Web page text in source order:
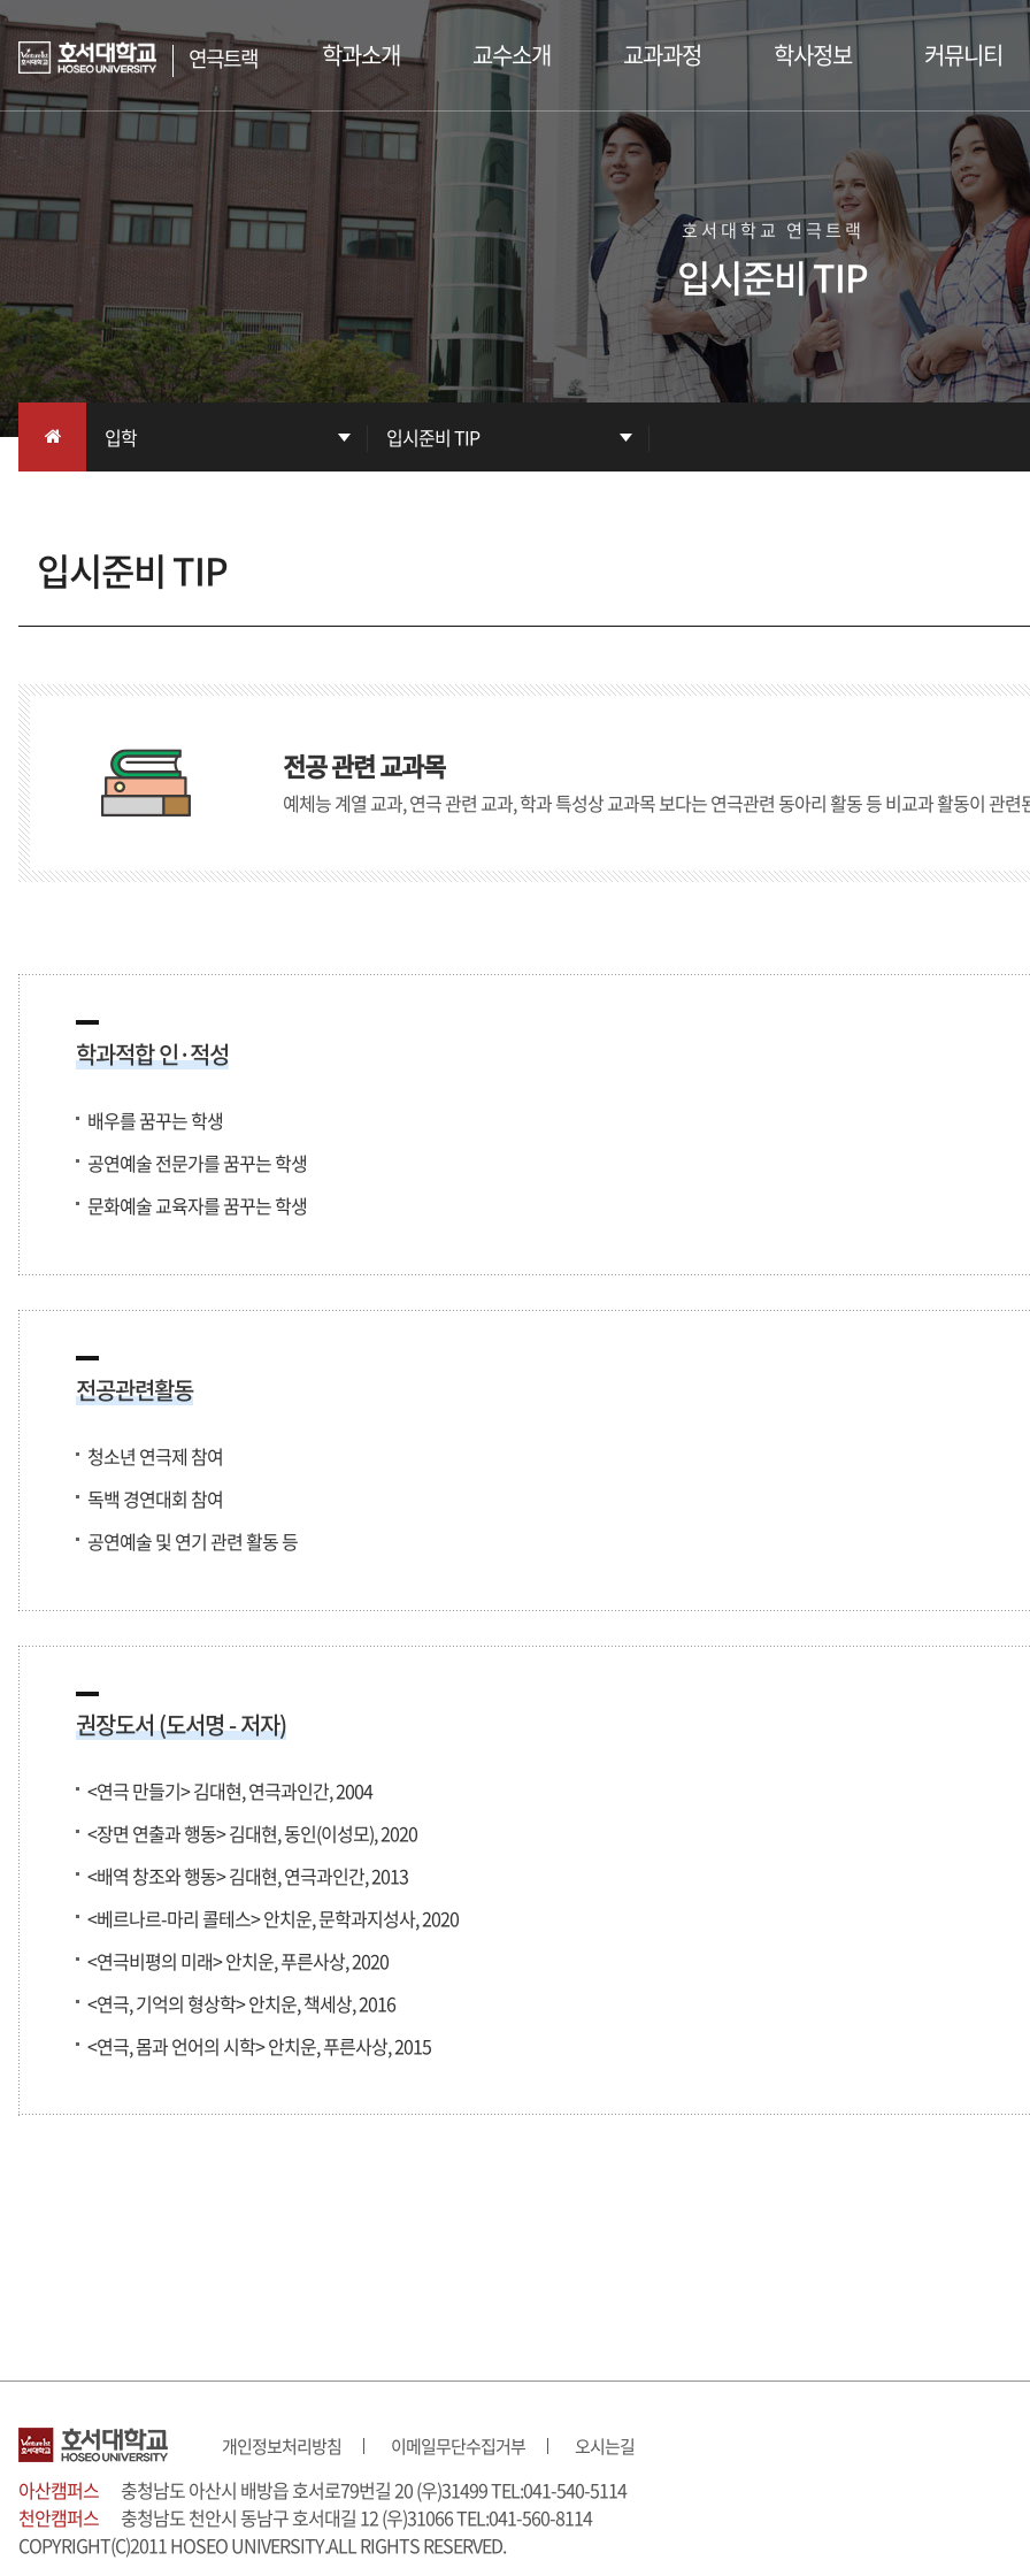
연극트랙
능력있는 공연 예술인을 육성하는
호서대학교 연극트랙
학과소개
인사말
인재상
진로/자격증
학과사무실
공연연보
시설소개
학과 및 비교과 활동
교수소개
교수진 소개
교수진
교과과정
교육목표 및 진로
전공역량
대표교과목
교육과정
학사정보
졸업안내
학사일정
커뮤니티
공지사항
언론보도
자료실
갤러리
학생회
동아리
Q&A
홍보동영상
졸업생 한마디
호서대학교 연극트랙
입시준비 TIP
입학 입시준비 TIP
입시준비 TIP
전공 관련 교과목
예체능 계열 교과, 연극 관련 교과, 학과 특성상 교과목 보다는 연극관련 동아리 활동 등 비교과 활동이 관
학과적합 인·적성
배우를 꿈꾸는 학생
공연예술 전문가를 꿈꾸는 학생
문화예술 교육자를 꿈꾸는 학생
전공관련활동
청소년 연극제 참여
독백 경연대회 참여
공연예술 및 연기 관련 활동 등
권장도서 (도서명 - 저자)
<연극 만들기> 김대현, 연극과인간, 2004
<장면 연출과 행동> 김대현, 동인(이성모), 2020
<배역 창조와 행동> 김대현, 연극과인간, 2013
<베르나르-마리 콜테스> 안치운, 문학과지성사, 2020
<연극비평의 미래> 안치운, 푸른사상, 2020
<연극, 기억의 형상학> 안치운, 책세상, 2016
<연극, 몸과 언어의 시학> 안치운, 푸른사상, 2015
개인정보처리방침 이메일무단수집거부 오시는길
아산캠퍼스
충청남도 아산시 배방읍 호서로79번길 20 (우)31499 TEL:041-540-5114
천안캠퍼스
충청남도 천안시 동남구 호서대길 12 (우)31066 TEL:041-560-8114
COPYRIGHT(C)2011 HOSEO UNIVERSITY.ALL RIGHTS RESERVED.